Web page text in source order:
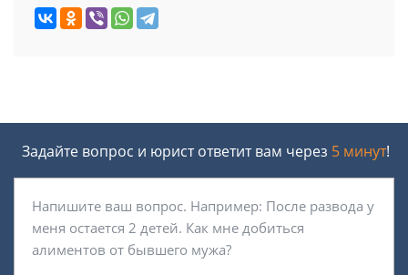
Задайте вопрос и юрист ответит вам через 5 минут!